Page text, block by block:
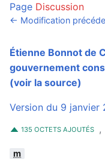
Page Discussion
← Modification
Étienne Bonnot de
gouvernement
(voir la source)
Version du 9 janvier
135 OCTETS AJOUTÉS ,
m